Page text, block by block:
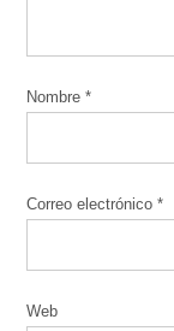
Nombre*
Correo electrónico*
Web